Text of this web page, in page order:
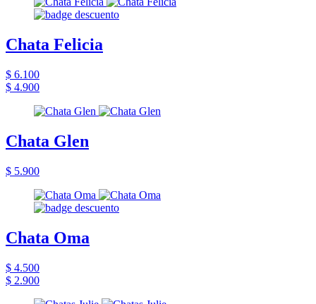
Chata Felicia
$ 6.100
$ 4.900
Chata Glen
$ 5.900
Chata Oma
$ 4.500
$ 2.900